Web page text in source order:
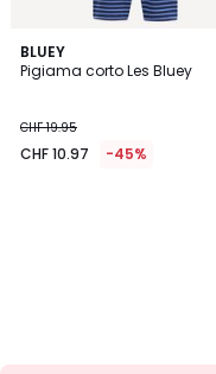
BLUEY
Pigiama corto Les Bluey
CHF 19.95
CHF 10.97 -45%